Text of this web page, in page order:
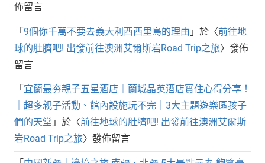
佈留言
「 9個你千萬不要去義大利西西里島的理由 」於〈前往地
球的肚臍吧! 出發前往澳洲艾爾斯岩Road Trip之旅〉發佈
留言
「 宜蘭最夯親子五星酒店｜蘭城晶英酒店實住心得分享！
｜超多親子活動、館內設施玩不完｜3大主題遊樂區孩子
們的天堂 」於〈前往地球的肚臍吧! 出發前往澳洲艾爾斯
岩Road Trip之旅〉發佈留言